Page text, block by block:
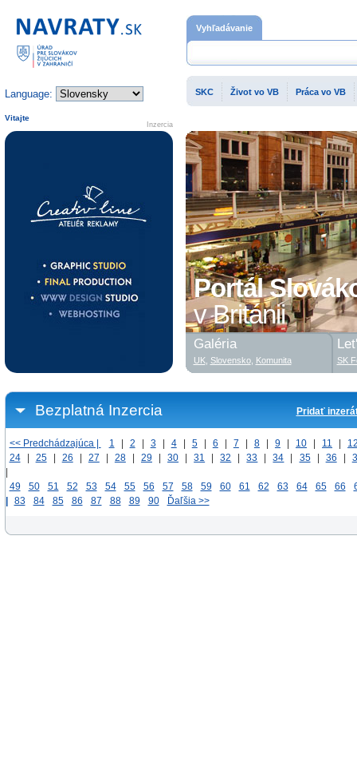
Portál
v Británii
Bezplatná Inzercia Pridať
<< Predchádzajúca | 1 2 3 4 5 6 7 8 9 10 11
24
25 26 27 28 29 30 31 32 33 34 35 36
49
50 51 52 53 54 55 56 57 58 59 60 61 62 63 64 65 66
83 84 85 86 87 88 89 90 Ďaľšia >>
Domovská stránka
Language:
Vyhľadávanie
SKC Život vo VB Práca vo VB
Inzercia
Vitajte
Galéria
UK, Slovensko, Komunita SK